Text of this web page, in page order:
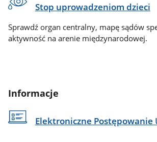
Stop uprowadzeniom dzieci
Sprawdź organ centralny, mapę sądów
aktywność na arenie międzynarodowej.
Informacje
Elektroniczne Postępowanie